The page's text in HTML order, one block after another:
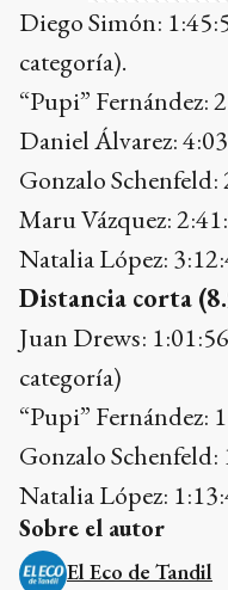
Diego Simón:
categoría).
“Pupi” Fernández:
Daniel Álvarez:
Gonzalo Schenfeld:
Maru Vázquez:
Natalia López:
Distancia corta
Juan Drews:
categoría)
“Pupi” Fernández:
Gonzalo Schenfeld:
Natalia López:
Sobre el autor
El Eco de Tandil